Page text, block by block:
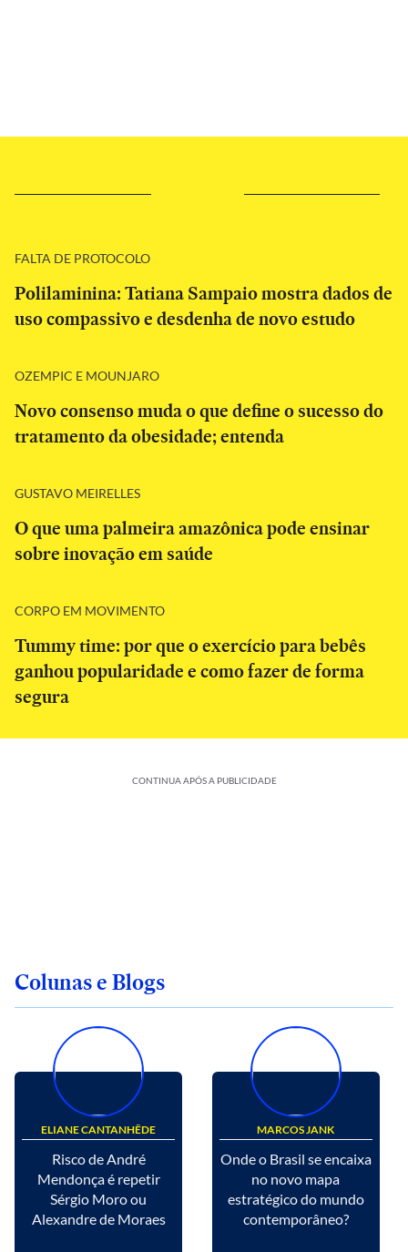
FALTA DE PROTOCOLO
Polilaminina: Tatiana Sampaio mostra dados de
uso compassivo e desdenha de novo estudo
OZEMPIC E MOUNJARO
Novo consenso muda o que define o sucesso do
tratamento da obesidade; entenda
GUSTAVO MEIRELLES
O que uma palmeira amazônica pode ensinar
sobre inovação em saúde
CORPO EM MOVIMENTO
Tummy time: por que o exercício para bebês
ganhou popularidade e como fazer de forma
segura
CONTINUA APÓS A PUBLICIDADE
Colunas e Blogs
ELIANE CANTANHÊDE
Risco de André
Mendonça é repetir
Sérgio Moro ou
Alexandre de Moraes
MARCOS JANK
Onde o Brasil se encaixa
no novo mapa
estratégico do mundo
contemporâneo?